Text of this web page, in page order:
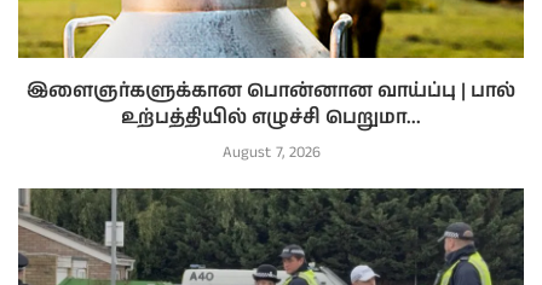
இளைஞர்களுக்கான பொன்னான வாய்ப்பு | பால்
உற்பத்தியில் எழுச்சி பெறுமா...
August 7, 2026